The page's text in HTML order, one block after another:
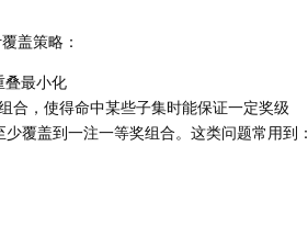
盖策略：
最小化
，使得命中某些子集时能保证一定奖级
覆盖到一注一等奖组合。这类问题常用到：